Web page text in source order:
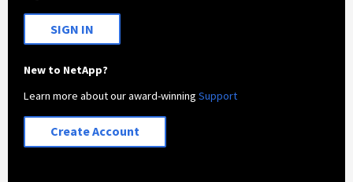
SIGN IN
New to NetApp?
Learn more about our award-winningSupport
Create Account